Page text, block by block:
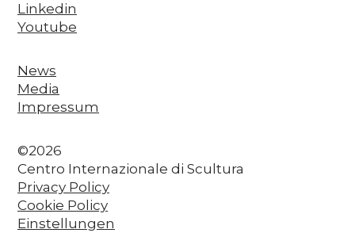
Linkedin
Youtube
News
Media
Impressum
©2026
Centro Internazionale di Scultura
Privacy Policy
Cookie Policy
Einstellungen